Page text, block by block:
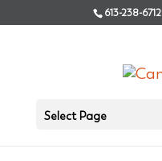
613-238-6712
Select Page